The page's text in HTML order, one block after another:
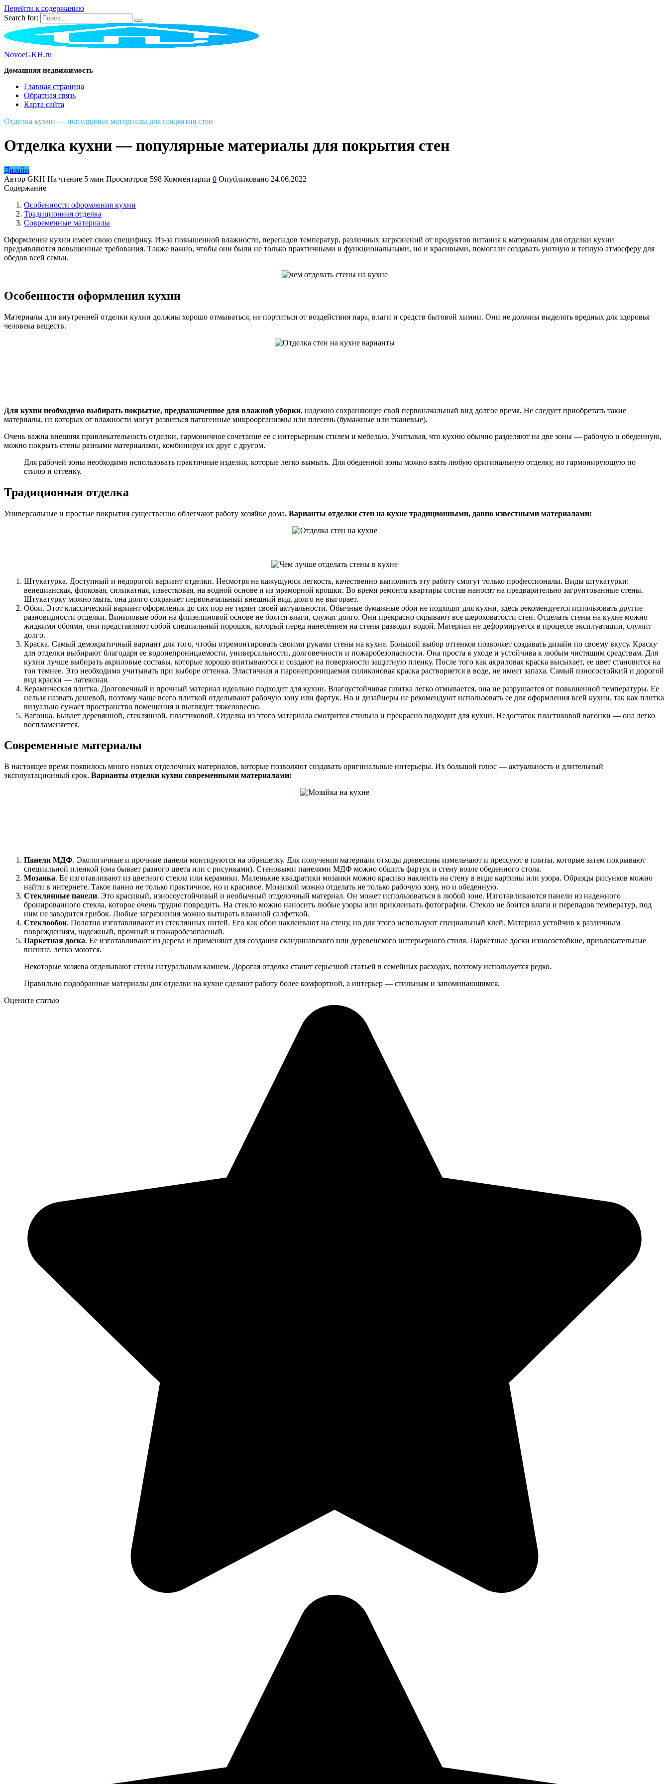
Перейти к содержанию
Search for:
NovoeGKH.ru
Домашняя недвижимость
Главная страница
Обратная связь
Карта сайта
Отделка кухни — популярные материалы для покрытия стен
Отделка кухни — популярные материалы для покрытия стен
Дизайн
Автор GKH На чтение 5 мин Просмотров 598 Комментарии 0 Опубликовано 24.06.2022
Содержание
Особенности оформления кухни
Традиционная отделка
Современные материалы
Оформление кухни имеет свою специфику. Из-за повышенной влажности, перепадов температур, различных загрязнений от продуктов питания к материалам для отделки кухни
предъявляются повышенные требования. Также важно, чтобы они были не только практичными и функциональными, но и красивыми, помогали создавать уютную и теплую атмосферу для
обедов всей семьи.
Особенности оформления кухни
Материалы для внутренней отделки кухни должны хорошо отмываться, не портиться от воздействия пара, влаги и средств бытовой химии. Они не должны выделять вредных для здоровья
человека веществ.
Для кухни необходимо выбирать покрытие, предназначенное для влажной уборки, надежно сохраняющее свой первоначальный вид долгое время. Не следует приобретать такие
материалы, на которых от влажности могут развиться патогенные микроорганизмы или плесень (бумажные или тканевые).
Очень важна внешняя привлекательность отделки, гармоничное сочетание ее с интерьерным стилем и мебелью. Учитывая, что кухню обычно разделяют на две зоны — рабочую и обеденную,
можно покрыть стены разными материалами, комбинируя их друг с другом.
Для рабочей зоны необходимо использовать практичные изделия, которые легко вымыть. Для обеденной зоны можно взять любую оригинальную отделку, но гармонирующую по
стилю и оттенку.
Традиционная отделка
Универсальные и простые покрытия существенно облегчают работу хозяйке дома. Варианты отделки стен на кухне традиционными, давно известными материалами:
Штукатурка. Доступный и недорогой вариант отделки. Несмотря на кажущуюся легкость, качественно выполнить эту работу смогут только профессионалы. Виды штукатурки:
венецианская, флоковая, силикатная, известковая, на водной основе и из мраморной крошки. Во время ремонта квартиры состав наносят на предварительно загрунтованные стены.
Штукатурку можно мыть, она долго сохраняет первоначальный внешний вид, долго не выгорает.
Обои. Этот классический вариант оформления до сих пор не теряет своей актуальности. Обычные бумажные обои не подходят для кухни, здесь рекомендуется использовать другие
разновидности отделки. Виниловые обои на флизелиновой основе не боятся влаги, служат долго. Они прекрасно скрывают все шероховатости стен. Отделать стены на кухне можно
жидкими обоями, они представляют собой специальный порошок, который перед нанесением на стены разводят водой. Материал не деформируется в процессе эксплуатации, служит
долго.
Краска. Самый демократичный вариант для того, чтобы отремонтировать своими руками стены на кухне. Большой выбор оттенков позволяет создавать дизайн по своему вкусу. Краску
для отделки выбирают благодаря ее водонепроницаемости, универсальности, долговечности и пожаробезопасности. Она проста в уходе и устойчива к любым чистящим средствам. Для
кухни лучше выбирать акриловые составы, которые хорошо впитываются и создают на поверхности защитную пленку. После того как акриловая краска высыхает, ее цвет становится на
тон темнее. Это необходимо учитывать при выборе оттенка. Эластичная и паронепроницаемая силиконовая краска растворяется в воде, не имеет запаха. Самый износостойкий и дорогой
вид краски — латексная.
Керамическая плитка. Долговечный и прочный материал идеально подходит для кухни. Влагоустойчивая плитка легко отмывается, она не разрушается от повышенной температуры. Ее
нельзя назвать дешевой, поэтому чаще всего плиткой отделывают рабочую зону или фартук. Но и дизайнеры не рекомендуют использовать ее для оформления всей кухни, так как плитка
визуально сужает пространство помещения и выглядит тяжеловесно.
Вагонка. Бывает деревянной, стеклянной, пластиковой. Отделка из этого материала смотрится стильно и прекрасно подходит для кухни. Недостаток пластиковой вагонки — она легко
воспламеняется.
Современные материалы
В настоящее время появилось много новых отделочных материалов, которые позволяют создавать оригинальные интерьеры. Их большой плюс — актуальность и длительный
эксплуатационный срок. Варианты отделки кухни современными материалами:
Панели МДФ. Экологичные и прочные панели монтируются на обрешетку. Для получения материала отходы древесины измельчают и прессуют в плиты, которые затем покрывают
специальной пленкой (она бывает разного цвета или с рисунками). Стеновыми панелями МДФ можно обшить фартук и стену возле обеденного стола.
Мозаика. Ее изготавливают из цветного стекла или керамики. Маленькие квадратики мозаики можно красиво наклеить на стену в виде картины или узора. Образцы рисунков можно
найти в интернете. Такое панно не только практичное, но и красивое. Мозаикой можно отделать не только рабочую зону, но и обеденную.
Стеклянные панели. Это красивый, износоустойчивый и необычный отделочный материал. Он может использоваться в любой зоне. Изготавливаются панели из надежного
бронированного стекла, которое очень трудно повредить. На стекло можно наносить любые узоры или приклеивать фотографии. Стекло не боится влаги и перепадов температур, под
ним не заводится грибок. Любые загрязнения можно вытирать влажной салфеткой.
Стеклообои. Полотно изготавливают из стеклянных нитей. Его как обои наклеивают на стену, но для этого используют специальный клей. Материал устойчив к различным
повреждениям, надежный, прочный и пожаробезопасный.
Паркетная доска. Ее изготавливают из дерева и применяют для создания скандинавского или деревенского интерьерного стиля. Паркетные доски износостойкие, привлекательные
внешне, легко моются.
Некоторые хозяева отделывают стены натуральным камнем. Дорогая отделка станет серьезной статьей в семейных расходах, поэтому используется редко.
Правильно подобранные материалы для отделки на кухне сделают работу более комфортной, а интерьер — стильным и запоминающимся.
Оцените статью